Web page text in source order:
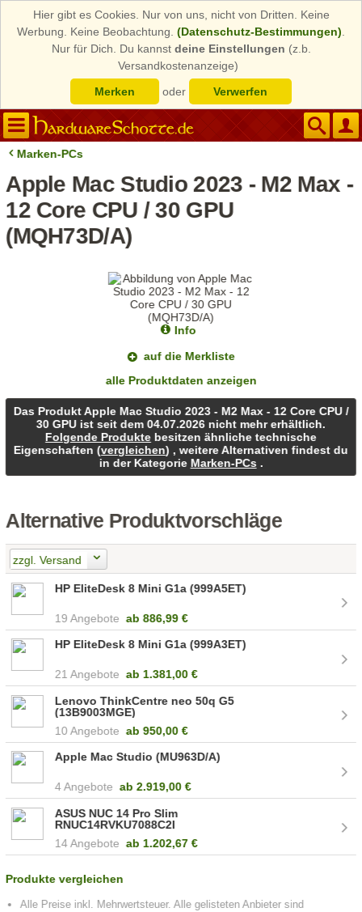
Hier gibt es Cookies. Nur von uns, nicht von Dritten. Keine
Werbung. Keine Beobachtung. (Datenschutz-Bestimmungen)
Nur für Dich. Du kannst deine Einstellungen (z.b.
Versandkostenanzeige)
Merken
oder Verwerfen
Marken-PCs
Apple Mac Studio 2023 - M2 Max -
12 Core CPU / 30 GPU
(MQH73D/A)
Info
auf die Merkliste
alle Produktdaten anzeigen
Das Produkt Apple Mac Studio 2023 - M2 Max - 12 Core CPU /
30 GPU ist seit dem 04.07.2026 nicht mehr erhältlich.
Folgende Produkte besitzen ähnliche technische
Eigenschaften (vergleichen) , weitere Alternativen findest du
in der Kategorie Marken-PCs .
Alternative Produktvorschläge
zzgl. Versand
HP EliteDesk 8 Mini G1a (999A5ET)
19 Angebote ab 886,99 €
HP EliteDesk 8 Mini G1a (999A3ET)
21 Angebote ab 1.381,00 €
Lenovo ThinkCentre neo 50q G5
(13B9003MGE)
10 Angebote ab 950,00 €
Apple Mac Studio (MU963D/A)
4 Angebote ab2.919,00 €
ASUS NUC 14 Pro Slim
RNUC14RVKU7088C2I
14 Angebote ab 1.202,67 €
Produkte vergleichen